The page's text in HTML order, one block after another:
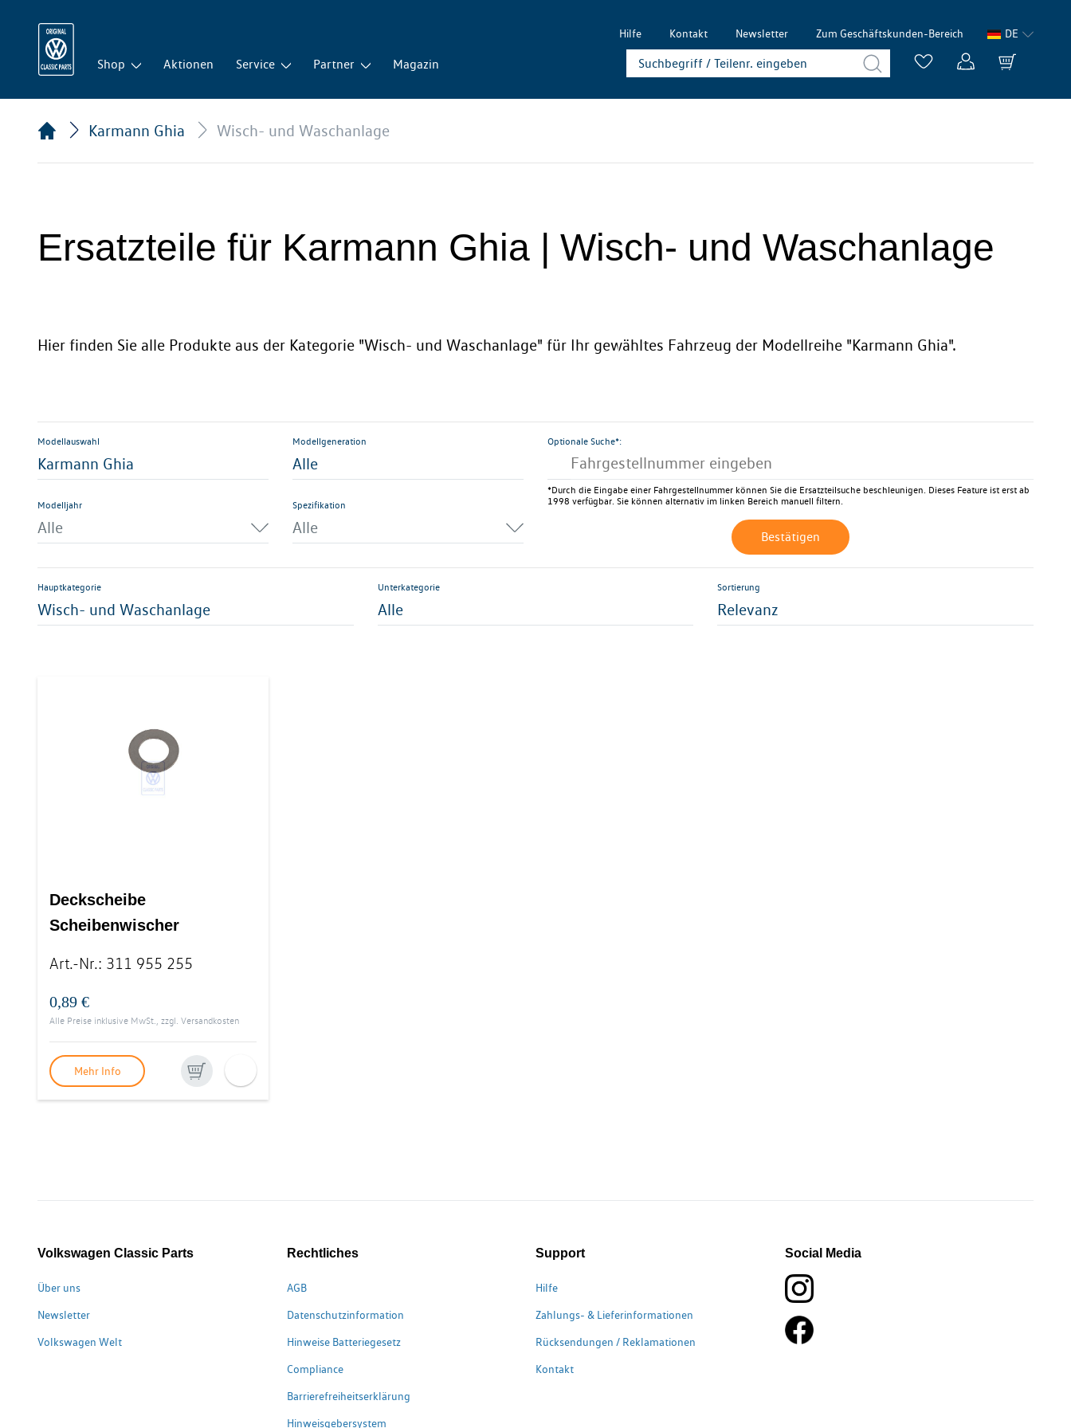
Hilfe Kontakt Newsletter Zum Geschäftskunden-Bereich DE
Shop Aktionen Service Partner Magazin
Karmann Ghia Wisch- und Waschanlage
Ersatzteile für Karmann Ghia | Wisch- und Waschanlage
Hier finden Sie alle Produkte aus der Kategorie "Wisch- und Waschanlage" für Ihr gewähltes Fahrzeug der Modellreihe "Karmann Ghia".
Modellauswahl
Karmann Ghia
Modellgeneration
Alle
Modelljahr
Alle
Spezifikation
Alle
Optionale Suche*:
*Durch die Eingabe einer Fahrgestellnummer können Sie die Ersatzteilsuche beschleunigen. Dieses Feature ist erst ab
1998 verfügbar. Sie können alternativ im linken Bereich manuell filtern.
Bestätigen
Hauptkategorie
Wisch- und Waschanlage
Unterkategorie
Alle
Sortierung
Relevanz
Deckscheibe
Scheibenwischer
Art.-Nr.: 311 955 255
0,89 €
Alle Preise inklusive MwSt., zzgl. Versandkosten
Mehr Info
Volkswagen Classic Parts
Über uns
Newsletter
Volkswagen Welt
Rechtliches
AGB
Datenschutzinformation
Hinweise Batteriegesetz
Compliance
Barrierefreiheitserklärung
Hinweisgebersystem
Support
Hilfe
Zahlungs- & Lieferinformationen
Rücksendungen / Reklamationen
Kontakt
Social Media